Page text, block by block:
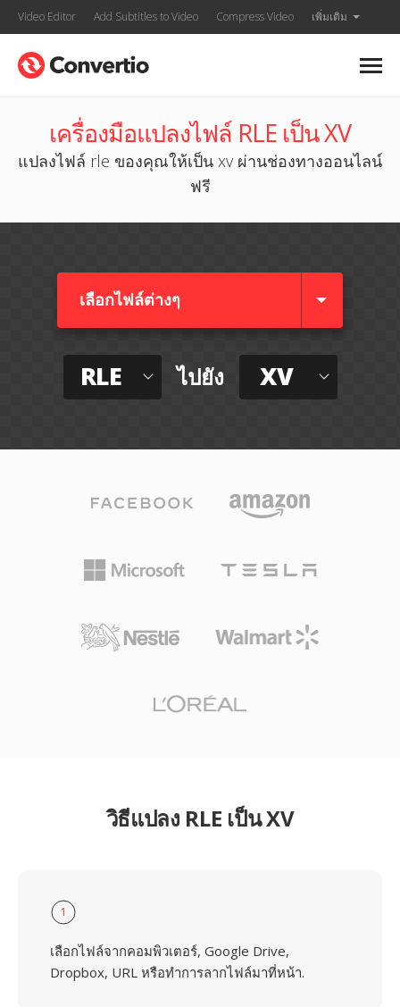
Video Editor Add Subtitles to Video Compress Video เพิ่มเติม
เครื่องมือแปลงไฟล์ RLE เป็น XV
แปลงไฟล์ rle ของคุณให้เป็น xv ผ่านช่องทางออนไลน์
ฟรี
เลือกไฟล์ต่างๆ​
RLE ไปยัง XV
วิธีแปลง RLE เป็น XV
1
เลือกไฟล์จากคอมพิวเตอร์, Google Drive,
Dropbox, URL หรือทำการลากไฟล์มาที่หน้า.